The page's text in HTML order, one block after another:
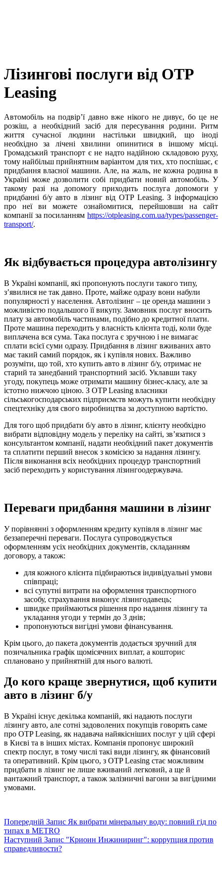
Лізингові послуги від OTP
Leasing
Автомобіль на подвір’ї давно вже нікого не дивує, бо це не
розкіш, а необхідний засіб для пересування родини. Ритм
життя сучасної людини настільки швидкий, що іноді
необхідно за лічені хвилини опинитися в іншому місці.
Громадський транспорт є не надто надійною складовою руху,
тому найбільш прийнятним варіантом для тих, хто поспішає, є
придбання власної машини. Але, на жаль, не кожна родина в
Україні може дозволити собі придбати новий автомобіль. У
такому разі на допомогу приходить послуга допомоги у
придбанні б/у авто в лізинг від OTP Leasing. З інформацією
про неї ви можете ознайомитися, перейшовши на сайт
компанії за посиланням https://otpleasing.com.ua/types/passenger-
transport/.
Як відбувається процедура автолізингу
В Україні компанії, які пропонують послуги такого типу,
з’явилися не так давно. Проте, майже одразу вони набули
популярності у населення. Автолізинг – це оренда машини з
можливістю подальшого її викупу. Замовник послуг вносить
плату за автомобіль частинами, подібно до кредитної плати.
Проте машина переходить у власність клієнта тоді, коли буде
виплачена вся сума. Така послуга є зручною і не вимагає
сплати всієї суми одразу. Придбання в лізинг вживаних авто
має такий самий порядок, як і купівля нових. Важливо
розуміти, що той, хто купить авто в лізинг б/у, отримає не
старий та занедбаний транспортний засіб. Уклавши таку
угоду, покупець може отримати машину бізнес-класу, але за
істотно нижчою ціною. З OTP Leasing власники
сільськогосподарських підприємств можуть купити необхідну
спецтехніку для свого виробництва за доступною вартістю.
Для того щоб придбати б/у авто в лізинг, клієнту необхідно
вибрати відповідну модель у переліку на сайті, зв’язатися з
консультантом компанії, надати необхідний пакет документів
та сплатити перший внесок з комісією за надання лізингу.
Після виконання всіх необхідних процедур транспортний
засіб переходить у користування лізингоодержувача.
Переваги придбання машини в лізинг
У порівнянні з оформленням кредиту купівля в лізинг має
беззаперечні переваги. Послуга супроводжується
оформленням усіх необхідних документів, складанням
договору, а також:
для кожного клієнта підбираються індивідуальні умови
співпраці;
всі супутні витрати на оформлення транспортного
засобу, страхування виконує лізингодавець;
швидке приймаються рішення про надання лізингу та
укладання угоди у термін до 3 днів;
пропонуються вигідні умови фінансування.
Крім цього, до пакета документів додається зручний для
позичальника графік щомісячних виплат, а кошторис
сплановано у прийнятній для нього валюті.
До кого краще звернутися, щоб купити
авто в лізинг б/у
В Україні існує декілька компаній, які надають послуги
лізингу авто, але сотні задоволених покупців говорять саме
про OTP Leasing, як надавача найякісніших послуг у цій сфері
в Києві та в інших містах. Компанія пропонує широкий
спектр послуг, в тому числі такі види лізингу, як фінансовий
та оперативний. Крім цього, з OTP Leasing стає можливим
придбати в лізинг не лише вживаний легковий, а ще й
вантажний транспорт, а також залізничні вагони за вигідними
умовами.
Попередній Запис Як вибрати мінеральну воду: повний гід по
типах в METRO
Наступний Запис "Криоин Инжиниринг": коррупция против
справедливости?